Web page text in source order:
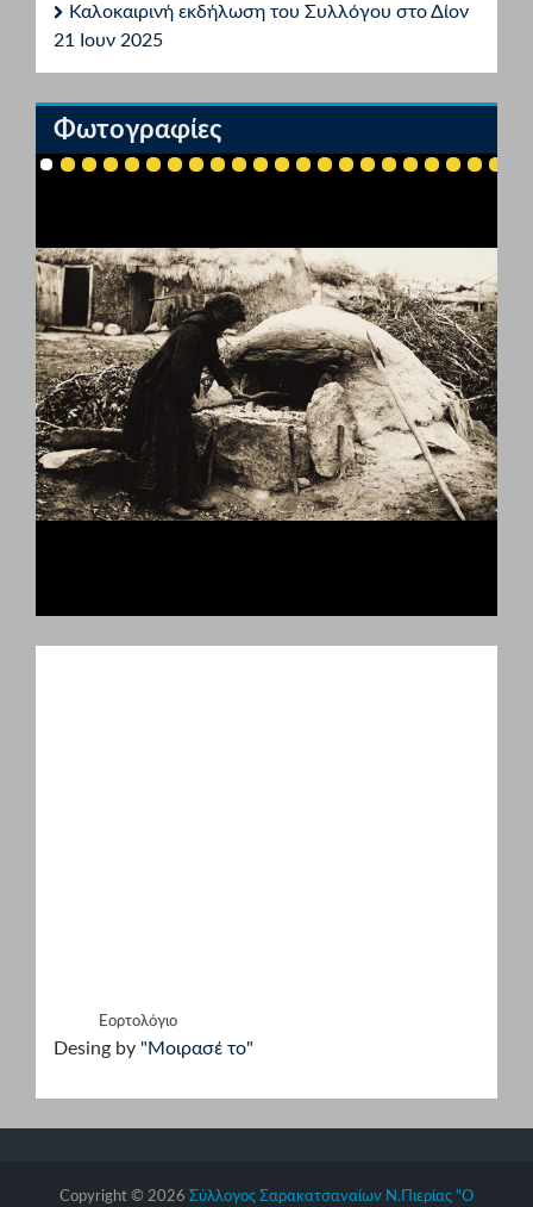
Καλοκαιρινή εκδήλωση του Συλλόγου στο Δίον
21 Ιουν 2025
Φωτογραφίες
Εορτολόγιο
Desing by "Μοιρασέ το"
Copyright © 2026 Σύλλογος Σαρακατσαναίων Ν.Πιερίας "Ο